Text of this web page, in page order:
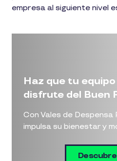
empresa al siguiente nivel
Haz que tu
disfrute del Buen
Con Vales de Despensa
impulsa su bienestar y